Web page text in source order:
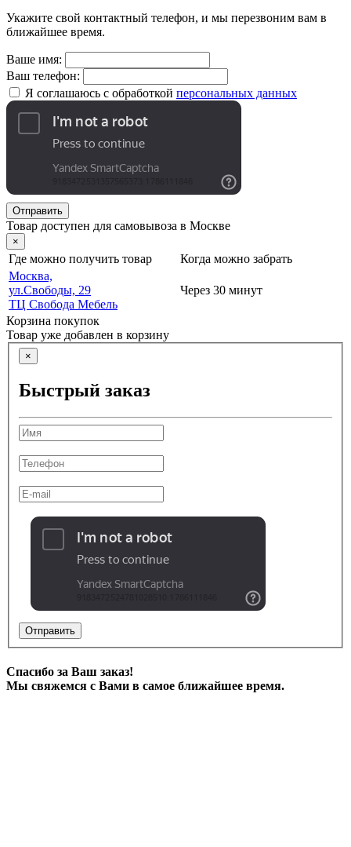
Укажите свой контактный телефон, и мы перезвоним вам в
ближайшее время.
Ваше имя:
Ваш телефон:
Я соглашаюсь с обработкой персональных данных
Отправить
Товар доступен для самовывоза в Москве
×
Где можно получить товар
Когда можно забрать
Москва,
ул.Свободы, 29
ТЦ Свобода Мебель
Через 30 минут
Корзина покупок
Товар уже добавлен в корзину
×
Быстрый заказ
Отправить
Спасибо за Ваш заказ!
Мы свяжемся с Вами в самое ближайшее время.